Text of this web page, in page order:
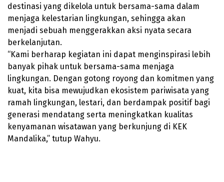
destinasi yang dikelola untuk bersama-sama dalam
menjaga kelestarian lingkungan, sehingga akan
menjadi sebuah menggerakkan aksi nyata secara
berkelanjutan.
“Kami berharap kegiatan ini dapat menginspirasi lebih
banyak pihak untuk bersama-sama menjaga
lingkungan. Dengan gotong royong dan komitmen yang
kuat, kita bisa mewujudkan ekosistem pariwisata yang
ramah lingkungan, lestari, dan berdampak positif bagi
generasi mendatang serta meningkatkan kualitas
kenyamanan wisatawan yang berkunjung di KEK
Mandalika,” tutup Wahyu.